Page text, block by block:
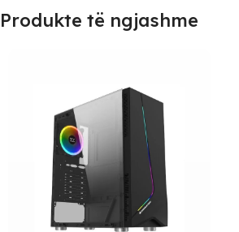
Produkte të ngjashme